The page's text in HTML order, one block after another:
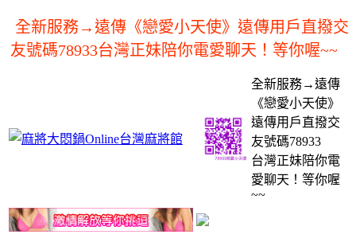
全新服務→遠傳《戀愛小天使》遠傳用戶直撥交
友號碼78933台灣正妹陪你電愛聊天！等你喔~~
全新服務→遠傳
《戀愛小天使》
遠傳用戶直撥交
友號碼78933
台灣正妹陪你電
愛聊天！等你喔
~~